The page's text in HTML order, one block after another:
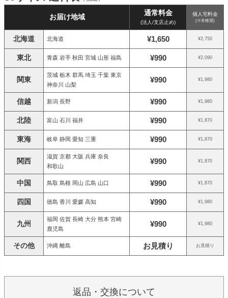
お届け地域 通常料金
(法人/支店止め)
個人宅料金
(※非推奨)
北海道 北海道 ¥1,650 ¥2,750
東北 青森 岩手 秋田 宮城 山形 福島 ¥990 ¥2,090
関東
茨城 栃木 群馬 埼玉 千葉 東京
神奈川 山梨
¥990 ¥1,980
信越 新潟 長野 ¥990 ¥1,980
北陸 富山 石川 福井 ¥990 ¥1,870
東海 岐阜 静岡 愛知 三重 ¥990 ¥1,870
関西
滋賀 京都 大阪 兵庫 奈良
和歌山
¥990 ¥1,870
中国 鳥取 島根 岡山 広島 山口 ¥990 ¥1,870
四国 徳島 香川 愛媛 高知 ¥990 ¥1,980
九州
福岡 佐賀 長崎 大分 熊本 宮崎
鹿児島
¥990 ¥1,980
その他 沖縄 離島 お見積り お見積り
返品・交換について